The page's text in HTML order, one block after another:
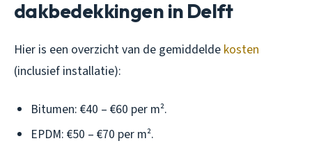
dakbedekkingen in Delft
Hier is een overzicht van de gemiddelde kosten
(inclusief installatie):
Bitumen: €40 – €60 per m².
EPDM: €50 – €70 per m².